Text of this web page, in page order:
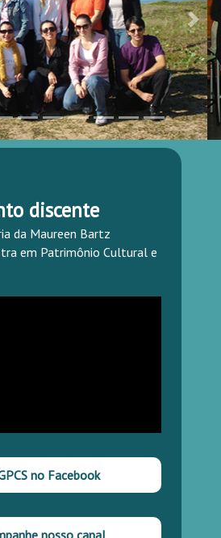
Next
discente
da Maureen Bartz
em Patrimônio Cultural e
no Facebook